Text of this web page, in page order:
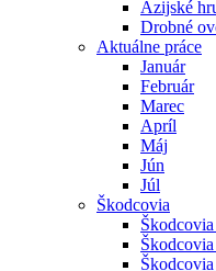
Ázijské
Drobné
Aktuálne práce
Január
Február
Marec
Apríl
Máj
Jún
Júl
Škodcovia